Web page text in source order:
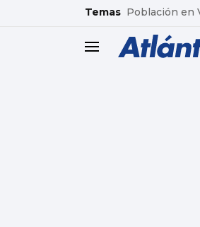
common.go-to-content
Temas Población en
header.menu.open